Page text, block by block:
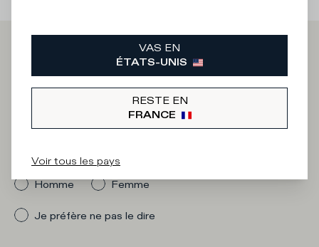
Iscriviti alla
Newsletter
Quelle catégorie vous intéresse ?
Homme
Femme
Je préfère ne pas le dire
VAS EN
ÉTATS-UNIS
RESTE EN
FRANCE
Voir tous les pays